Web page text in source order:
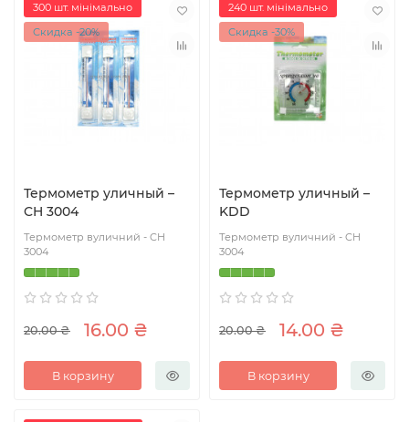
300 шт. мінімально
Скидка -20%
Термометр уличный –
CH 3004
Термометр вуличний - CH
3004
20.00 ₴ 16.00 ₴
В корзину
240 шт. мінімально
Скидка -30%
Термометр уличный –
KDD
Термометр вуличний - CH
3004
20.00 ₴ 14.00 ₴
В корзину